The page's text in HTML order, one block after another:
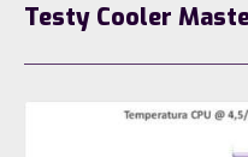
Testy Cooler